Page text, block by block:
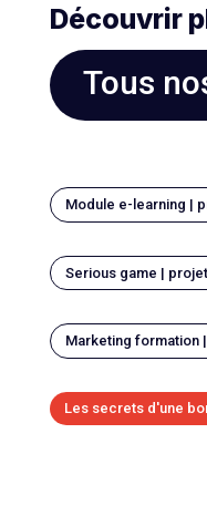
Découvrir
Tous
Module e-learning |
Serious game |
Marketing formation
Les secrets d'une